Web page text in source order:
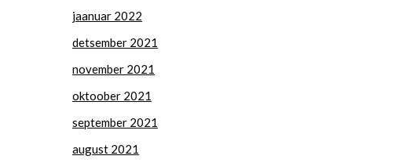
jaanuar 2022
detsember 2021
november 2021
oktoober 2021
september 2021
august 2021